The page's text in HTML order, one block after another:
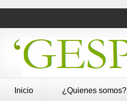
Inicio ¿Quienes somos?